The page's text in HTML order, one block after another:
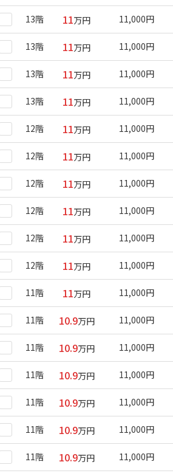
13階 11万円 11,000円
13階 11万円 11,000円
13階 11万円 11,000円
13階 11万円 11,000円
12階 11万円 11,000円
12階 11万円 11,000円
12階 11万円 11,000円
12階 11万円 11,000円
12階 11万円 11,000円
12階 11万円 11,000円
11階 11万円 11,000円
11階 10.9万円 11,000円
11階 10.9万円 11,000円
11階 10.9万円 11,000円
11階 10.9万円 11,000円
11階 10.9万円 11,000円
11階 10.9万円 11,000円